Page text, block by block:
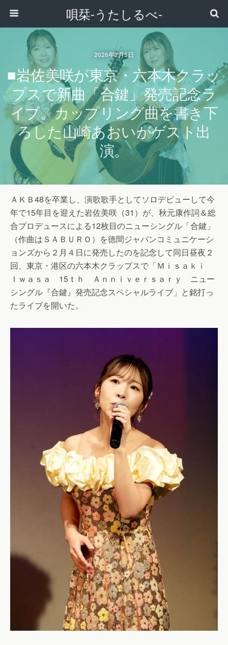
唄栞-うたしるべ-
2026年2月5日
■岩佐美咲が東京・六本木クラッ
プスで新曲「合鍵」発売記念ラ
イブ。カップリング曲を書き下
ろした山崎あおいがゲスト出
演。
ＡＫＢ48を卒業し、演歌歌手としてソロデビューして今
年で15年目を迎えた岩佐美咲（31）が、秋元康作詞＆総
合プロデュースによる12枚目のニューシングル「合鍵」
（作曲はＳＡＢＵＲＯ）を徳間ジャパンコミュニケーシ
ョンズから２月４日に発売したのを記念して同日昼夜２
回、東京・港区の六本木クラップスで「Ｍｉｓａｋｉ
Ｉｗａｓａ 15ｔｈ Ａｎｎｉｖｅｒｓａｒｙ ニュー
シングル『合鍵』発売記念スペシャルライブ」と銘打っ
たライブを開いた。